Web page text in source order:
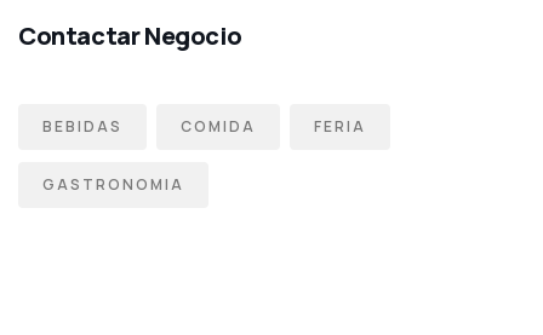
BEBIDAS COMIDA FERIA
GASTRONOMIA